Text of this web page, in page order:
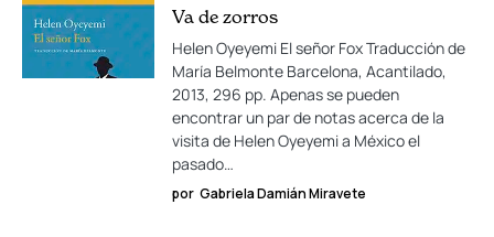
Va de zorros
Helen Oyeyemi El señor Fox Traducción de
María Belmonte Barcelona, Acantilado,
2013, 296 pp. Apenas se pueden
encontrar un par de notas acerca de la
visita de Helen Oyeyemi a México el
pasado…
por Gabriela Damián Miravete